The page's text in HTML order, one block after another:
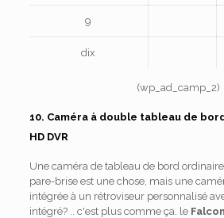
9
dix
(wp_ad_camp_2)
10. Caméra à double tableau de
HD DVR
Une caméra de tableau de bord
pare-brise est une chose, mais une
intégrée à un rétroviseur personnalisé
intégré? .. c'est plus comme ça. le